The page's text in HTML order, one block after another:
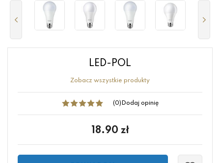
LED-POL
Zobacz wszystkie produkty
(0) Dodaj opinię
18.90 zł